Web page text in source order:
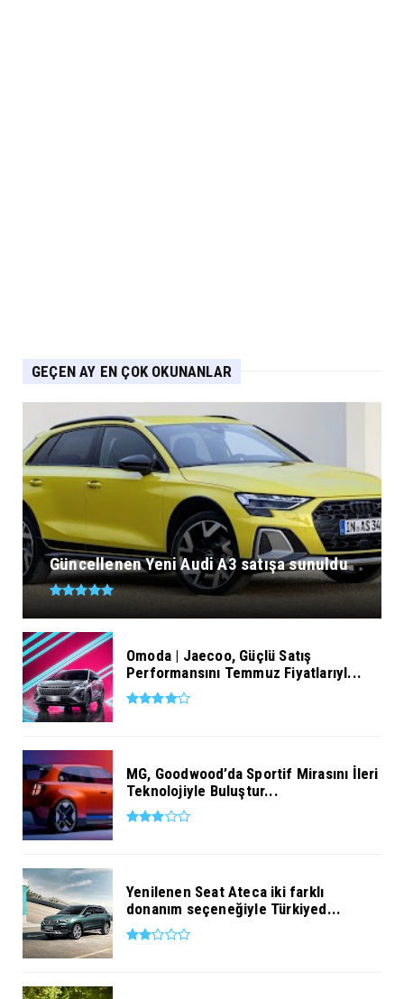
GEÇEN AY EN ÇOK OKUNANLAR
Güncellenen Yeni Audi A3 satışa sunuldu
Omoda | Jaecoo, Güçlü Satış
Performansını Temmuz Fiyatlarıyl...
MG, Goodwood’da Sportif Mirasını İleri
Teknolojiyle Buluştur...
Yenilenen Seat Ateca iki farklı
donanım seçeneğiyle Türkiyed...